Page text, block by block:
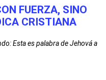
FUERZA, SINO
CRISTIANA
Esta es palabra de Jehová a